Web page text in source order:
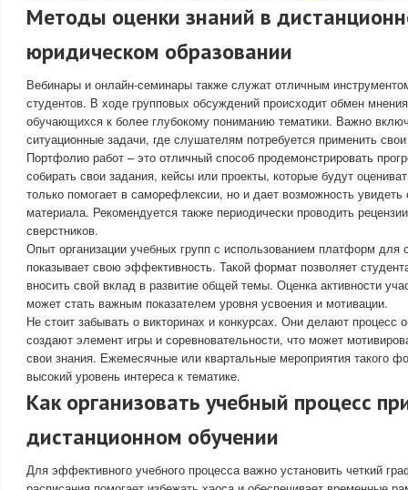
Методы оценки знаний в
юридическом образовании
Вебинары и онлайн-семинары также служат отличным
студентов. В ходе групповых обсуждений происходит обмен
обучающихся к более глубокому пониманию тематики. Важно
ситуационные задачи, где слушателям потребуется применить
Портфолио работ – это отличный способ продемонстрировать
собирать свои задания, кейсы или проекты, которые будут
только помогает в саморефлексии, но и дает возможность увидеть
материала. Рекомендуется также периодически проводить
сверстников.
Опыт организации учебных групп с использованием платформ для
показывает свою эффективность. Такой формат позволяет
вносить свой вклад в развитие общей темы. Оценка активности
может стать важным показателем уровня усвоения и мотивации.
Не стоит забывать о викторинах и конкурсах. Они делают процесс
создают элемент игры и соревновательности, что может
свои знания. Ежемесячные или квартальные мероприятия такого
высокий уровень интереса к тематике.
Как организовать учебный процесс
дистанционном обучении
Для эффективного учебного процесса важно установить четкий